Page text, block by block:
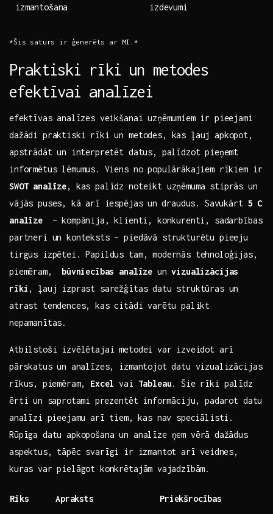
izmantošana izdevumi
*Šis saturs ir ģenerēts ar⁣ MI.*
Praktiski rīki⁤ un metodes
efektīvai analīzei
efektīvas ⁢analīzes veikšanai ‍uzņēmumiem ir pieejami
dažādi praktiski rīki un metodes, kas ļauj apkopot,
⁤apstrādāt​ un interpretēt datus, palīdzot pieņemt
informētus ‍lēmumus. ⁣Viens no populārākajiem rīkiem ir
SWOT analīze, kas ‌palīdz noteikt ‍uzņēmuma ‍stiprās ⁢un
vājās puses,⁣ kā arī iespējas⁤ un ⁣draudus. Savukārt 5‍ C⁢
analīze​ – ‍kompānija, ⁢klienti, konkurenti, sadarbības
‍partneri un konteksts –​ piedāvā strukturētu pieeju
tirgus izpētei. Papildus tam, ‍modernās tehnoloģijas,⁣
piemēram, ⁢ būvniecības‌ analīze unvizualizācijas
rīki ,​ ļauj izprast sarežģītas datu‌ struktūras un
atrast tendences, kas ⁤citādi ‍varētu palikt
nepamanītas.
Atbilstoši izvēlētajai metodei var ⁤izveidot arī
⁣pārskatus un ‌analīzes, izmantojot datu vizualizācijas
rīkus,⁢ piemēram, Excel vai Tableau. Šie rīki palīdz⁣
ērti ⁣un saprotami ⁤prezentēt‍ informāciju, padarot datu
⁣analīzi pieejamu⁢ arī tiem, kas nav speciālisti.
Rūpīga‍ datu ‌apkopošana un‌ analīze ņem vērā ⁢dažādus
aspektus, tāpēc svarīgi ⁤ir izmantot arī⁢ veidnes,
kuras​ var pielāgot konkrētajām⁤ vajadzībām.
Rīks Apraksts Priekšrocības